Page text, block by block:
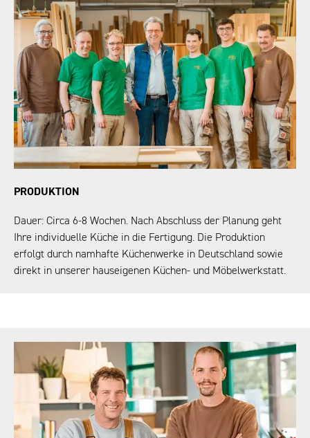
PRODUKTION
Dauer: Circa 6-8 Wochen. Nach Abschluss der Planung geht
Ihre individuelle Küche in die Fertigung. Die Produktion
erfolgt durch namhafte Küchenwerke in Deutschland sowie
direkt in unserer hauseigenen Küchen- und Möbelwerkstatt.